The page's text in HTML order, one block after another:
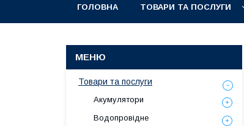
ГОЛОВНА ТОВАРИ ТА ПОСЛУГИ
Товари та послуги
Акумулятори
Водопровідне